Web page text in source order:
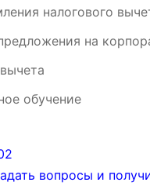
налогового
на
обучение
вопросы и